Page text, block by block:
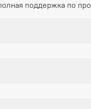
поддержка по